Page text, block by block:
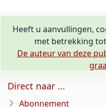
Heeft u aanvullingen,
met betrekking tot
De auteur van deze
Direct naar ...
Abonnement